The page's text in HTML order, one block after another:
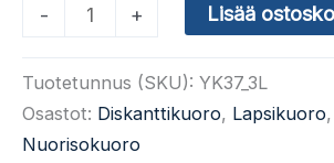
- + Lisää
Tuotetunnus (SKU): YK37_3L
Osastot: Diskanttikuoro, Lapsikuoro,
Nuorisokuoro